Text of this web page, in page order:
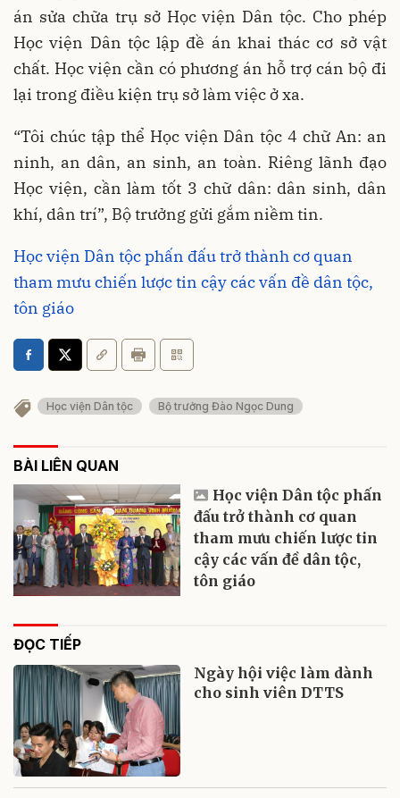
án sửa chữa trụ sở Học viện Dân tộc. Cho phép
Học viện Dân tộc lập đề án khai thác cơ sở vật
chất. Học viện cần có phương án hỗ trợ cán bộ đi
lại trong điều kiện trụ sở làm việc ở xa.
“Tôi chúc tập thể Học viện Dân tộc 4 chữ An: an
ninh, an dân, an sinh, an toàn. Riêng lãnh đạo
Học viện, cần làm tốt 3 chữ dân: dân sinh, dân
khí, dân trí”, Bộ trưởng gửi gắm niềm tin.
Học viện Dân tộc phấn đấu trở thành cơ quan
tham mưu chiến lược tin cậy các vấn đề dân tộc,
tôn giáo
Học viện Dân tộc Bộ trưởng Đào Ngọc Dung
BÀI LIÊN QUAN
Học viện Dân tộc phấn
đấu trở thành cơ quan
tham mưu chiến lược tin
cậy các vấn đề dân tộc,
tôn giáo
ĐỌC TIẾP
Ngày hội việc làm dành
cho sinh viên DTTS